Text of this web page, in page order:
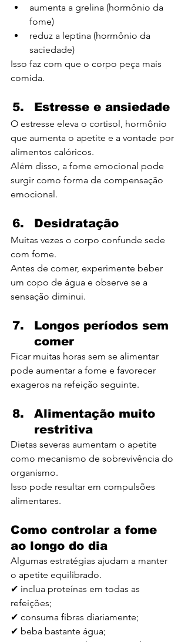
aumenta a grelina (hormônio da
fome)
reduz a leptina (hormônio da
saciedade)
Isso faz com que o corpo peça mais
comida.
Estresse e ansiedade
O estresse eleva o cortisol, hormônio
que aumenta o apetite e a vontade por
alimentos calóricos.
Além disso, a fome emocional pode
surgir como forma de compensação
emocional.
Desidratação
Muitas vezes o corpo confunde sede
com fome.
Antes de comer, experimente beber
um copo de água e observe se a
sensação diminui.
Longos períodos sem
comer
Ficar muitas horas sem se alimentar
pode aumentar a fome e favorecer
exageros na refeição seguinte.
Alimentação muito
restritiva
Dietas severas aumentam o apetite
como mecanismo de sobrevivência do
organismo.
Isso pode resultar em compulsões
alimentares.
Como controlar a fome
ao longo do dia
Algumas estratégias ajudam a manter
o apetite equilibrado.
✔ inclua proteínas em todas as
refeições;
✔ consuma fibras diariamente;
✔ beba bastante água;